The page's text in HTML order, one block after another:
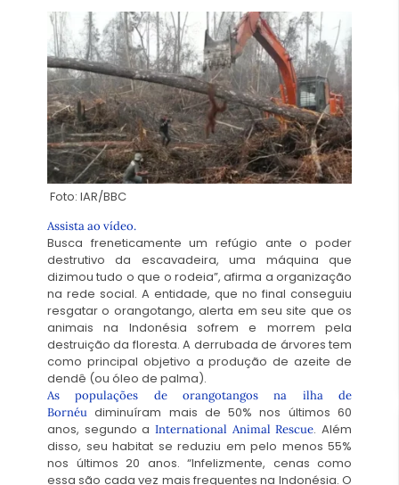
Foto: IAR/BBC
Assista ao vídeo.
Busca freneticamente um refúgio ante o poder
destrutivo da escavadeira, uma máquina que
dizimou tudo o que o rodeia”, afirma a organização
na rede social. A entidade, que no final conseguiu
resgatar o orangotango, alerta em seu site que os
animais na Indonésia sofrem e morrem pela
destruição da floresta. A derrubada de árvores tem
como principal objetivo a produção de azeite de
dendê (ou óleo de palma).
As populações de orangotangos na ilha de
Bornéu diminuíram mais de 50% nos últimos 60
anos, segundo a International Animal Rescue. Além
disso, seu habitat se reduziu em pelo menos 55%
nos últimos 20 anos. “Infelizmente, cenas como
essa são cada vez mais frequentes na Indonésia. O